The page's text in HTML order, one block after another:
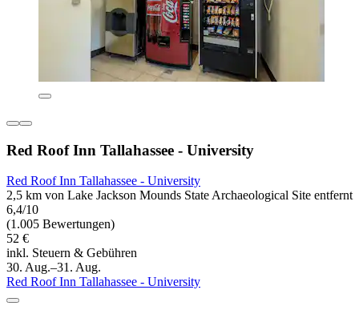
Red Roof Inn Tallahassee - University
Red Roof Inn Tallahassee - University
2,5 km von Lake Jackson Mounds State Archaeological Site entfernt
6,4/10
(1.005 Bewertungen)
52 €
inkl. Steuern & Gebühren
30. Aug.–31. Aug.
Red Roof Inn Tallahassee - University